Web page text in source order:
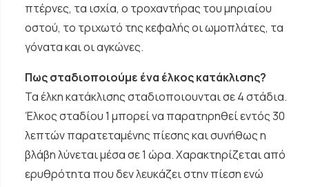
πτέρνες, τα ισχία, ο τροχαντήρας του μηριαίου
οστού, το τριχωτό της κεφαλής οι ωμοπλάτες, τα
γόνατα και οι αγκώνες.
Πως σταδιοποιούμε ένα έλκος κατάκλισης?
Τα έλκη κατάκλισης σταδιοποιουνται σε 4 στάδια.
Έλκος σταδίου 1 μπορεί να παρατηρηθεί εντός 30
λεπτών παρατεταμένης πίεσης και συνήθως η
βλάβη λύνεται μέσα σε 1 ώρα. Χαρακτηρίζεται από
ερυθρότητα που δεν λευκάζει στην πίεση ενώ